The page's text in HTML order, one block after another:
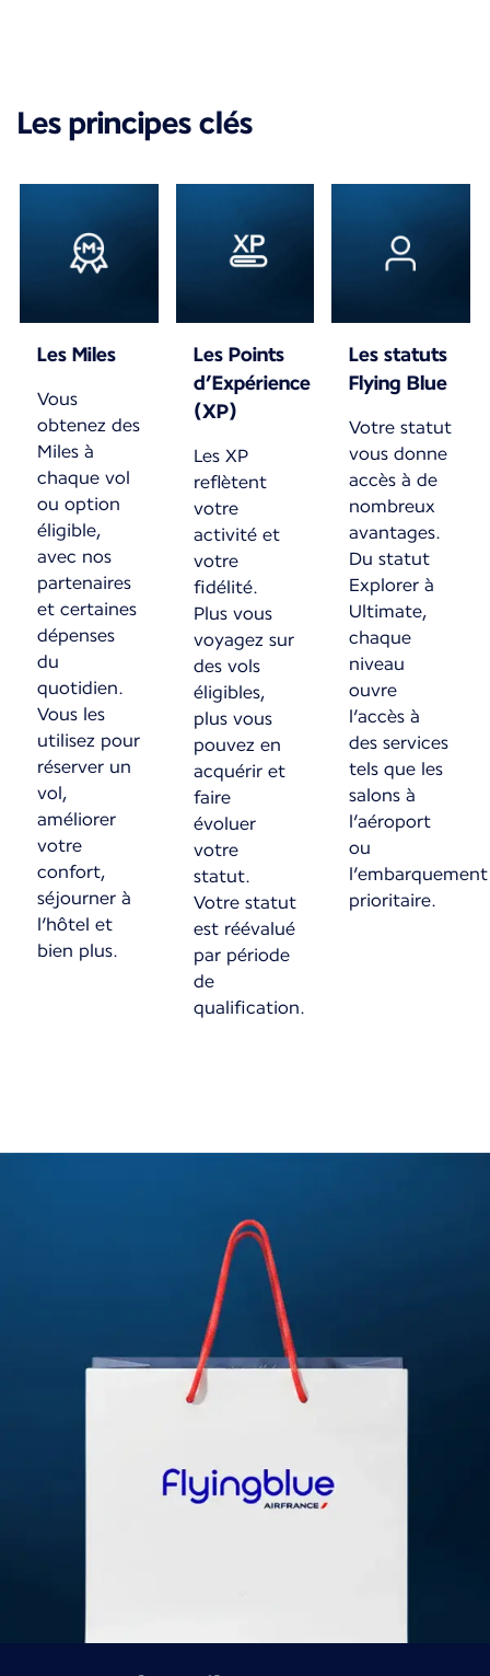
Les principes clés
Les Miles
Vous
obtenez des
Miles à
chaque vol
ou option
éligible,
avec nos
partenaires
et certaines
dépenses
du
quotidien.
Vous les
utilisez pour
réserver un
vol,
améliorer
votre
confort,
séjourner à
l’hôtel et
bien plus.
Les Points
d’Expérience
(XP)
Les XP
reflètent
votre
activité et
votre
fidélité.
Plus vous
voyagez sur
des vols
éligibles,
plus vous
pouvez en
acquérir et
faire
évoluer
votre
statut.
Votre statut
est réévalué
par période
de
qualification.
Les statuts
Flying Blue
Votre statut
vous donne
accès à de
nombreux
avantages.
Du statut
Explorer à
Ultimate,
chaque
niveau
ouvre
l’accès à
des services
tels que les
salons à
l’aéroport
ou
l’embarquement
prioritaire.